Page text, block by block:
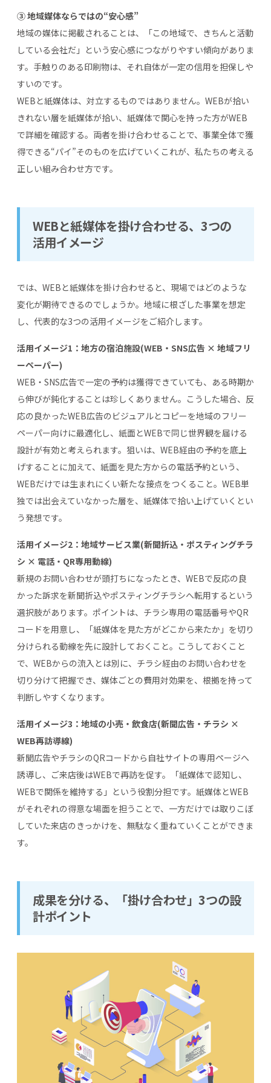
③ 地域媒体ならではの“安心感”
地域の媒体に掲載されることは、「この地域で、きちんと活動
している会社だ」という安心感につながりやすい傾向がありま
す。手触りのある印刷物は、それ自体が一定の信用を担保しや
すいのです。
WEBと紙媒体は、対立するものではありません。WEBが拾い
きれない層を紙媒体が拾い、紙媒体で関心を持った方がWEB
で詳細を確認する。両者を掛け合わせることで、事業全体で獲
得できる“パイ”そのものを広げていくこれが、私たちの考える
正しい組み合わせ方です。
WEBと紙媒体を掛け合わせる、3つの
活用イメージ
では、WEBと紙媒体を掛け合わせると、現場ではどのような
変化が期待できるのでしょうか。地域に根ざした事業を想定
し、代表的な3つの活用イメージをご紹介します。
活用イメージ1：地方の宿泊施設(WEB・SNS広告 × 地域フリ
ーペーパー)
WEB・SNS広告で一定の予約は獲得できていても、ある時期か
ら伸びが鈍化することは珍しくありません。こうした場合、反
応の良かったWEB広告のビジュアルとコピーを地域のフリー
ペーパー向けに最適化し、紙面とWEBで同じ世界観を届ける
設計が有効と考えられます。狙いは、WEB経由の予約を底上
げすることに加えて、紙面を見た方からの電話予約という、
WEBだけでは生まれにくい新たな接点をつくること。WEB単
独では出会えていなかった層を、紙媒体で拾い上げていくとい
う発想です。
活用イメージ2：地域サービス業(新聞折込・ポスティングチラ
シ × 電話・QR専用動線)
新規のお問い合わせが頭打ちになったとき、WEBで反応の良
かった訴求を新聞折込やポスティングチラシへ転用するという
選択肢があります。ポイントは、チラシ専用の電話番号やQR
コードを用意し、「紙媒体を見た方がどこから来たか」を切り
分けられる動線を先に設計しておくこと。こうしておくこと
で、WEBからの流入とは別に、チラシ経由のお問い合わせを
切り分けて把握でき、媒体ごとの費用対効果を、根拠を持って
判断しやすくなります。
活用イメージ3：地域の小売・飲食店(新聞広告・チラシ ×
WEB再訪導線)
新聞広告やチラシのQRコードから自社サイトの専用ページへ
誘導し、ご来店後はWEBで再訪を促す。「紙媒体で認知し、
WEBで関係を維持する」という役割分担です。紙媒体とWEB
がそれぞれの得意な場面を担うことで、一方だけでは取りこぼ
していた来店のきっかけを、無駄なく重ねていくことができま
す。
成果を分ける、「掛け合わせ」3つの設
計ポイント